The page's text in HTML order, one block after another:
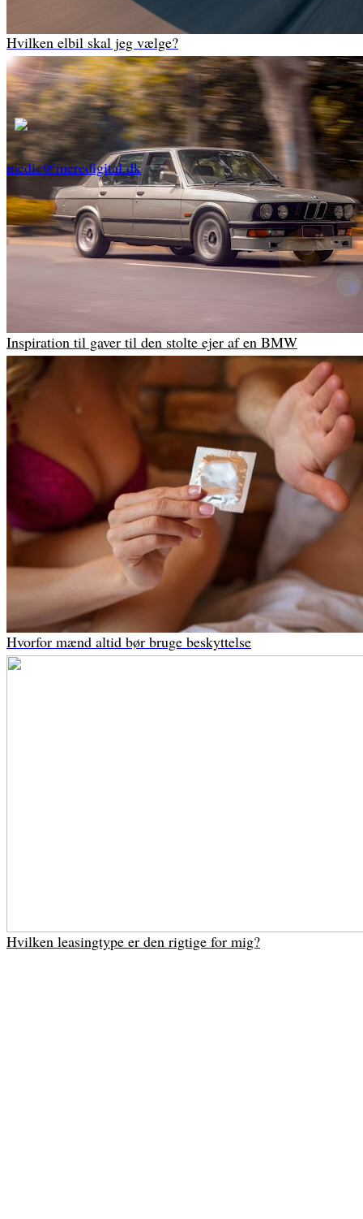
Hvilken elbil skal jeg vælge?
Inspiration til gaver til den stolte ejer af en BMW
Hvorfor mænd altid bør bruge beskyttelse
Hvilken leasingtype er den rigtige for mig?
medie@meredigital.dk